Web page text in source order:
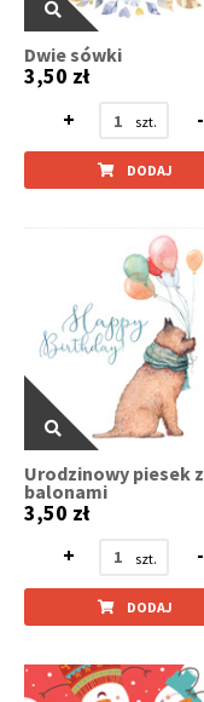
Dwie sówki
3,50 zł
+
-
DODAJ
Urodzinowy piesek z
balonami
3,50 zł
+
-
DODAJ